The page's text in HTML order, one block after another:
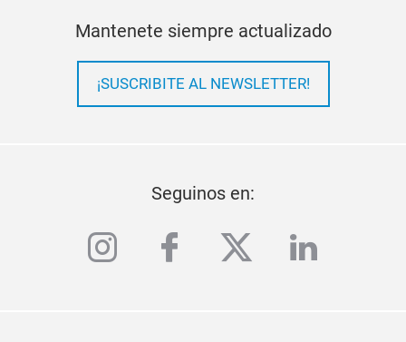
Mantenete siempre actualizado
¡SUSCRIBITE AL NEWSLETTER!
Seguinos en:
instagram
facebook
twitterlinkedin